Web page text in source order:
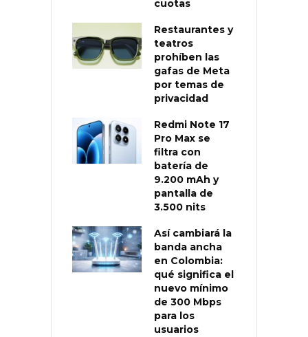
cuotas
Restaurantes y
teatros
prohíben las
gafas de Meta
por temas de
privacidad
Redmi Note 17
Pro Max se
filtra con
batería de
9.200 mAh y
pantalla de
3.500 nits
Así cambiará la
banda ancha
en Colombia:
qué significa el
nuevo mínimo
de 300 Mbps
para los
usuarios